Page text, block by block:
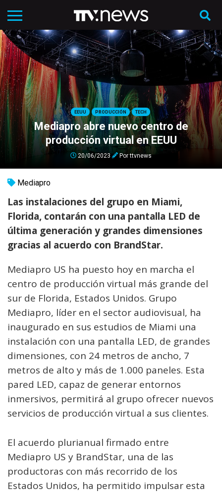
EEUU PRODUCCIÓN TECH
Mediapro abre nuevo centro de
producción virtual en EEUU
20/06/2023 Porttvnews
Mediapro
Las instalaciones del grupo en Miami,
Florida, contarán con una pantalla LED de
última generación y grandes dimensiones
gracias al acuerdo con BrandStar.
Mediapro US ha puesto hoy en marcha el
centro de producción virtual más grande del
sur de Florida, Estados Unidos. Grupo
Mediapro, líder en el sector audiovisual, ha
inaugurado en sus estudios de Miami una
instalación con una pantalla LED, de grandes
dimensiones, con 24 metros de ancho, 7
metros de alto y más de 1.000 paneles. Esta
pared LED, capaz de generar entornos
inmersivos, permitirá al grupo ofrecer nuevos
servicios de producción virtual a sus clientes.
El acuerdo plurianual firmado entre
Mediapro US y BrandStar, una de las
productoras con más recorrido de los
Estados Unidos, ha permitido impulsar esta